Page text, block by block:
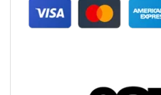
73.1
PLATA